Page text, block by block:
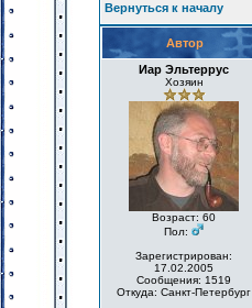
Вернуться к началу
Автор
Иар Эльтеррус
Хозяин
Возраст: 60
Пол:
Зарегистрирован:
17.02.2005
Сообщения: 1519
Откуда: Санкт-Петербург